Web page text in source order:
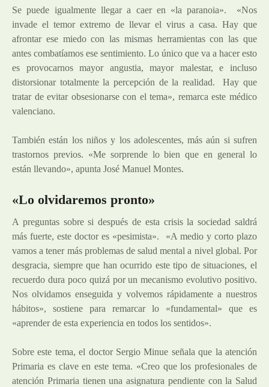
Se puede igualmente llegar a caer en «la paranoia». «Nos
invade el temor extremo de llevar el virus a casa. Hay que
afrontar ese miedo con las mismas herramientas con las que
antes combatíamos ese sentimiento. Lo único que va a hacer esto
es provocarnos mayor angustia, mayor malestar, e incluso
distorsionar totalmente la percepción de la realidad. Hay que
tratar de evitar obsesionarse con el tema», remarca este médico
valenciano.
También están los niños y los adolescentes, más aún si sufren
trastornos previos. «Me sorprende lo bien que en general lo
están llevando», apunta José Manuel Montes.
«Lo olvidaremos pronto»
A preguntas sobre si después de esta crisis la sociedad saldrá
más fuerte, este doctor es «pesimista». «A medio y corto plazo
vamos a tener más problemas de salud mental a nivel global. Por
desgracia, siempre que han ocurrido este tipo de situaciones, el
recuerdo dura poco quizá por un mecanismo evolutivo positivo.
Nos olvidamos enseguida y volvemos rápidamente a nuestros
hábitos», sostiene para remarcar lo «fundamental» que es
«aprender de esta experiencia en todos los sentidos».
Sobre este tema, el doctor Sergio Minue señala que la atención
Primaria es clave en este tema. «Creo que los profesionales de
atención Primaria tienen una asignatura pendiente con la Salud